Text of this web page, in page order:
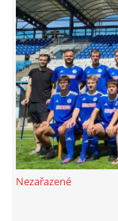
Nezařazené